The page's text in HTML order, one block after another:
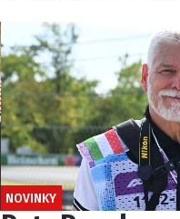
Leclerca o pódium. Šéf
že se v neděli pokazilo
NOVINKY